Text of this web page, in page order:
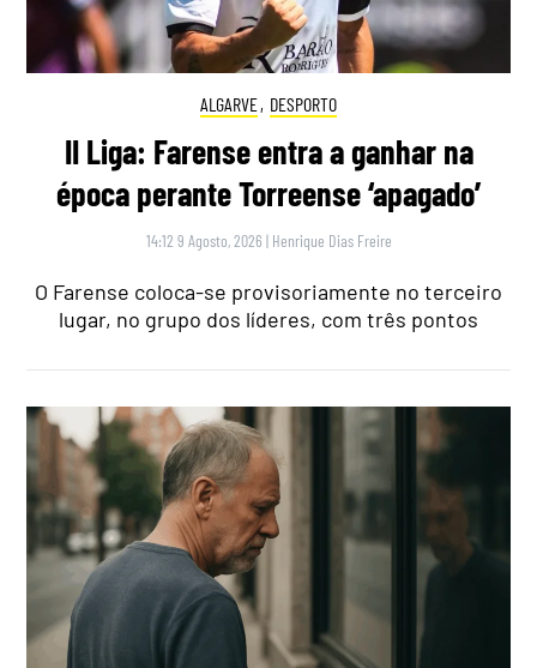
ALGARVE, DESPORTO
II Liga: Farense entra a ganhar na
época perante Torreense ‘apagado’
14:12 9 Agosto, 2026 | Henrique Dias Freire
O Farense coloca-se provisoriamente no terceiro
lugar, no grupo dos líderes, com três pontos